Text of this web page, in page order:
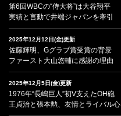
第6回WBCの“侍大将”は大谷翔平
実績と言動で井端ジャパンを牽引
2025年12月12日(金)更新
佐藤輝明、Gグラブ賞受賞の背景
ファースト大山悠輔に感謝の理由
2025年12月5日(金)更新
1976年“長嶋巨人”初V支えたOH砲
王貞治と張本勲、友情とライバル心